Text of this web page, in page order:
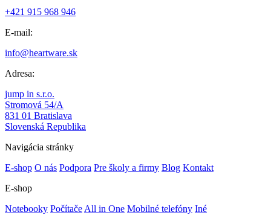
+421 915 968 946
E-mail:
info@heartware.sk
Adresa:
jump in s.r.o.
Stromová 54/A
831 01 Bratislava
Slovenská Republika
Navigácia stránky
E-shop O nás Podpora Pre školy a firmy Blog Kontakt
E-shop
Notebooky Počítače All in One Mobilné telefóny Iné